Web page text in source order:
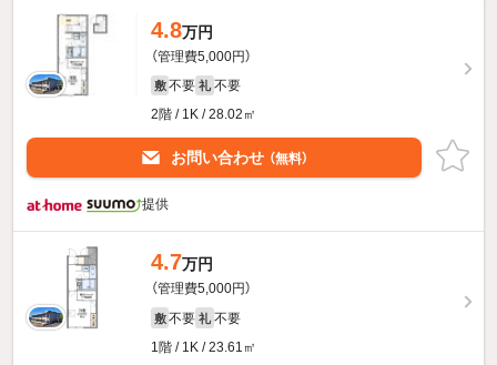
4.8万円
（管理費5,000円）
敷 不要 礼 不要
2階 / 1K / 28.02㎡
お問い合わせ （無料）
提供
4.7万円
（管理費5,000円）
敷 不要 礼 不要
1階 / 1K / 23.61㎡